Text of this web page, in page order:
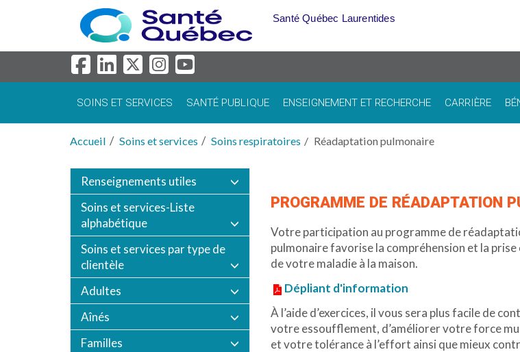
Aller au menu principal
Santé Québec Laurentides
SOINS ET SERVICES SANTÉ PUBLIQUE ENSEIGNEMENT ET RECHERCHE CARRIÈRE
Accueil Soins et services Soins respiratoires Réadaptation pulmonaire
Renseignements utiles
Soins et services-Liste
alphabétique
Soins et services par type de
clientèle
Adultes
Aînés
Familles
PROGRAMME DE RÉADAPTATION
Votre participation au programme de
pulmonaire favorise la compréhension et la prise
de votre maladie à la maison.
Dépliant d'information
À l’aide d’exercices, il vous sera plus facile de
votre essoufflement, d’améliorer votre force
et votre tolérance à l’effort ainsi que mieux